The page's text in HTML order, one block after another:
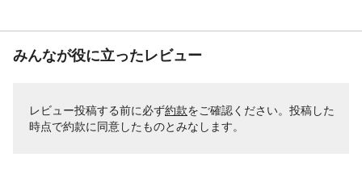
みんなが役に立ったレビュー
レビュー投稿する前に必ず約款をご確認ください。投稿した
時点で約款に同意したものとみなします。